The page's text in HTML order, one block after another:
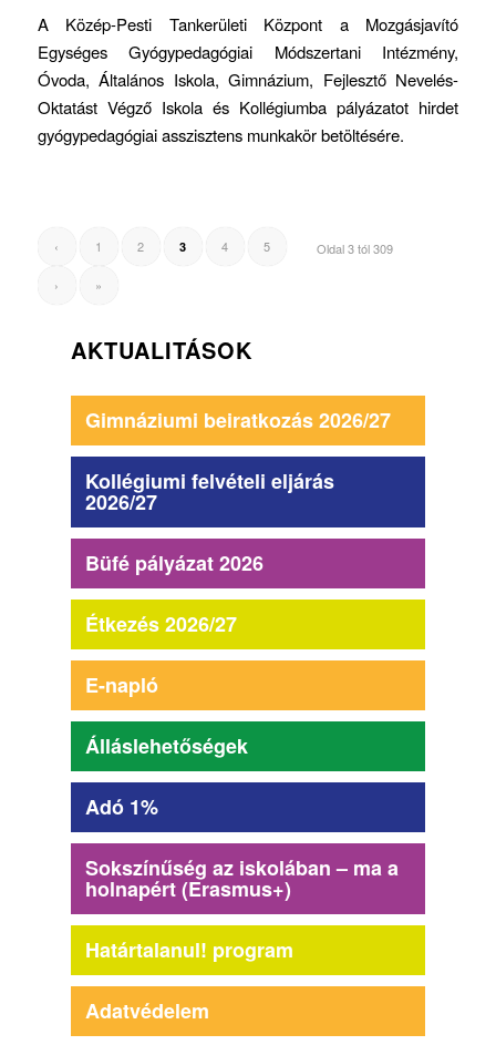
A Közép-Pesti Tankerületi Központ a Mozgásjavító
Egységes Gyógypedagógiai Módszertani Intézmény,
Óvoda, Általános Iskola, Gimnázium, Fejlesztő Nevelés-
Oktatást Végző Iskola és Kollégiumba pályázatot hirdet
gyógypedagógiai asszisztens munkakör betöltésére.
Oldal 3 tól 309
‹ 1 2 3 4 5
› »
AKTUALITÁSOK
Gimnáziumi beiratkozás 2026/27
Kollégiumi felvételi eljárás
2026/27
Büfé pályázat 2026
Étkezés 2026/27
E-napló
Álláslehetőségek
Adó 1%
Sokszínűség az iskolában – ma a
holnapért (Erasmus+)
Határtalanul! program
Adatvédelem